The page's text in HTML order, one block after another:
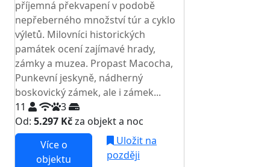
příjemná překvapení v podobě
nepřeberného množství túr a cyklo
výletů. Milovníci historických
památek ocení zajímavé hrady,
zámky a muzea. Propast Macocha,
Punkevní jeskyně, nádherný
boskovický zámek, ale i zámek...
11
3
Od: 5.297 Kčza objekt a noc
Více o
objektu
Uložit na
později